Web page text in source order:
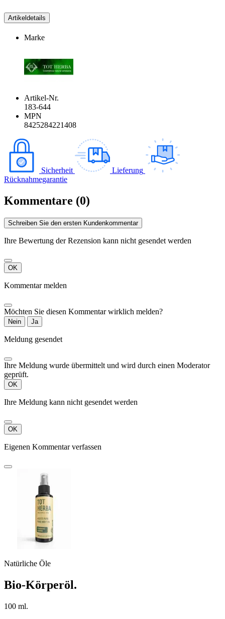
Artikeldetails
Marke
Artikel-Nr.
183-644
MPN
8425284221408
Sicherheit
Lieferung
Rücknahmegarantie
Kommentare (0)
Schreiben Sie den ersten Kundenkommentar
Ihre Bewertung der Rezension kann nicht gesendet werden
OK
Kommentar melden
Möchten Sie diesen Kommentar wirklich melden?
Nein Ja
Meldung gesendet
Ihre Meldung wurde übermittelt und wird durch einen Moderator
geprüft.
OK
Ihre Meldung kann nicht gesendet werden
OK
Eigenen Kommentar verfassen
Natürliche Öle
Bio-Körperöl.
100 ml.